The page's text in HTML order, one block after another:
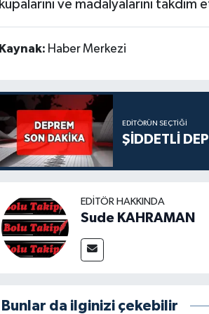
kupalarını ve madalyalarını takdim
Kaynak: Haber Merkezi
EDITÖRÜN SEÇTIĞI
ŞİDDETLİ
EDITÖR HAKKINDA
Sude KAHRAMAN
Bunlar da ilginizi çekebilir